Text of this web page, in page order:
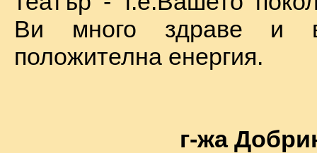
Ви много здраве и
положителна енергия.
г-жа